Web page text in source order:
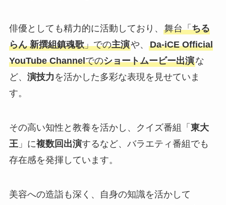
俳優としても精力的に活動しており、 舞台「ちる
らん 新撰組鎮魂歌」での主演や、 Da-iCE Official
YouTube Channelでのショートムービー出演な
ど、 演技力 を活かした多彩な表現を見せていま
す。
その高い知性と教養を活かし、クイズ番組「 東大
王」に複数回出演するなど、バラエティ番組でも
存在感を発揮しています。
美容への造詣も深く、自身の知識を活かして